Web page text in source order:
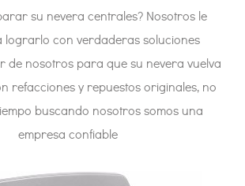
su nevera centrales? Nosotros le
lograrlo con verdaderas soluciones
de nosotros para que su nevera vuelva
refacciones y repuestos originales, no
buscando nosotros somos una
empresa confiable